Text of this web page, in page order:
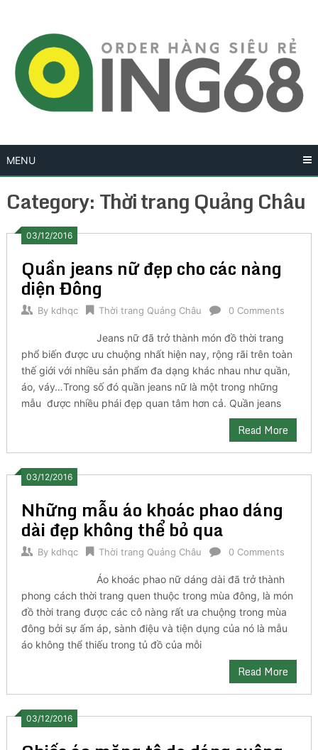
content
MENU
Category:Thời trang Quảng Châu
03/12/2016
Quần jeans nữ đẹp cho các nàng
diện Đông
By kdhqc Thời trang Quảng Châu 0 Comments
Jeans nữ đã trở thành món đồ thời trang
phổ biến được ưu chuộng nhất hiện nay, rộng rãi trên toàn
thế giới với nhiều sản phẩm đa dạng khác nhau như quần,
áo, váy…Trong số đó quần jeans nữ là một trong những
mẫu được nhiều phái đẹp quan tâm hơn cả. Quần jeans
Read More
03/12/2016
Những mẫu áo khoác phao dáng
dài đẹp không thể bỏ qua
By kdhqc Thời trang Quảng Châu 0 Comments
Áo khoác phao nữ dáng dài đã trở thành
phong cách thời trang quen thuộc trong mùa đông, là món
đồ thời trang được các cô nàng rất ưa chuộng trong mùa
đông bởi sự ấm áp, sành điệu và tiện dụng của nó là mẫu
áo không thể thiếu trong tủ đồ của mỗi
Read More
03/12/2016